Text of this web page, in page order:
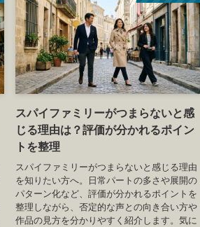
スパイファミリーがつまらないと感
じる理由は？評価が分かれるポイン
トを整理
スパイファミリーがつまらないと感じる理由
を知りたい方へ。日常パートの多さや展開の
パターン化など、評価が分かれるポイントを
整理しながら、否定的な声との向き合い方や
作品の見方を分かりやすく紹介します。気に